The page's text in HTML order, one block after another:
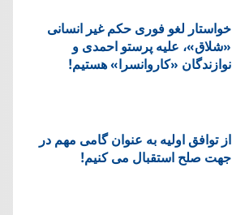
خواستار لغو فوری حکم غیر انسانی
«شلاق»، علیه پرستو احمدی و
نوازندگان «کاروانسرا» هستیم!
از توافق اولیه به عنوان گامی مهم در
جهت صلح استقبال می کنیم!